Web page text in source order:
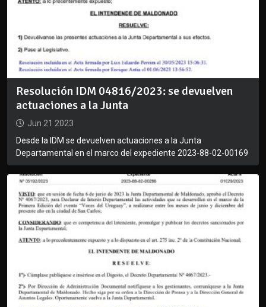
Resolución IDM 04816/2023: se devuelven
actuaciones a la Junta
Jun 21 2023
Desde la IDM se devuelven actuaciones a la Junta
Departamental en el marco del expediente 2023-88-02-00169